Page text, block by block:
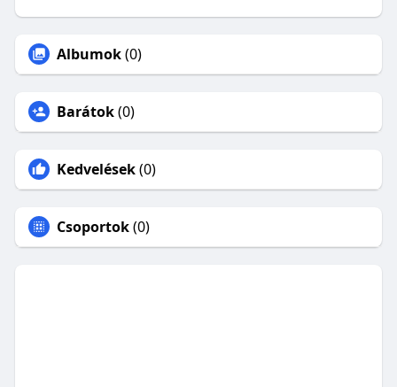
Albumok(0)
Barátok(0)
Kedvelések(0)
Csoportok(0)